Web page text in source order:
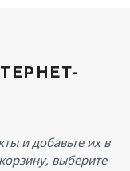
и добавьте их в
выберите